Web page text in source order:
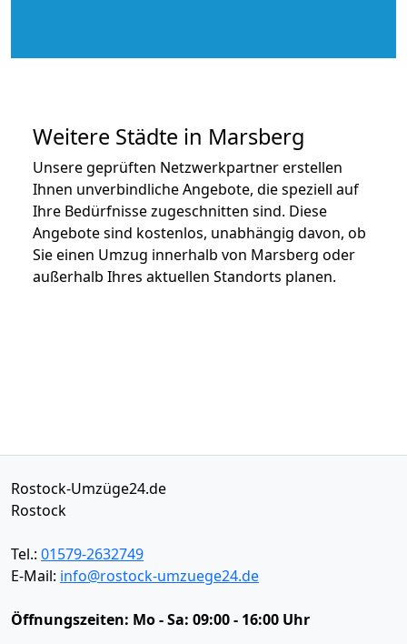
Weitere Städte in Marsberg
Unsere geprüften Netzwerkpartner erstellen
Ihnen unverbindliche Angebote, die speziell auf
Ihre Bedürfnisse zugeschnitten sind. Diese
Angebote sind kostenlos, unabhängig davon, ob
Sie einen Umzug innerhalb von Marsberg oder
außerhalb Ihres aktuellen Standorts planen.
Rostock-Umzüge24.de
Rostock
Tel.: 01579-2632749
E-Mail: info@rostock-umzuege24.de
Öffnungszeiten: Mo - Sa: 09:00 - 16:00 Uhr